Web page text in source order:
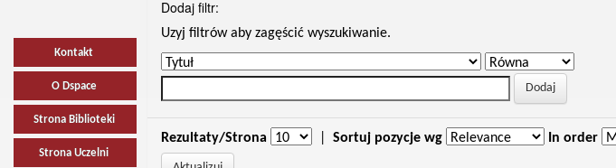
Kontakt
O Dspace
Strona Biblioteki
Strona Uczelni
Dodaj filtr:
Uzyj filtrów aby zagęścić wyszukiwanie.
Rezultaty/Strona Sortuj pozycje wg In order